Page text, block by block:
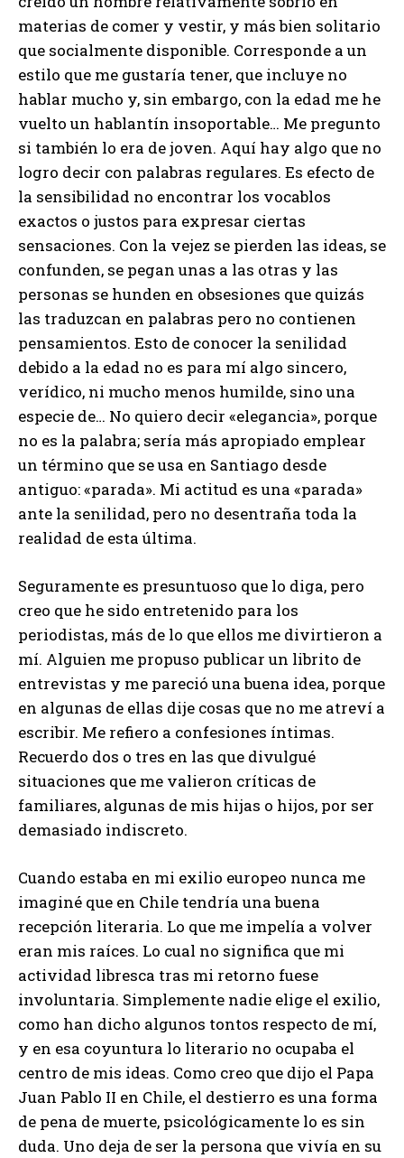
materias de comer y vestir, y más bien solitario
que socialmente disponible. Corresponde a un
estilo que me gustaría tener, que incluye no
hablar mucho y, sin embargo, con la edad me he
vuelto un hablantín insoportable… Me pregunto
si también lo era de joven. Aquí hay algo que no
logro decir con palabras regulares. Es efecto de
la sensibilidad no encontrar los vocablos
exactos o justos para expresar ciertas
sensaciones. Con la vejez se pierden las ideas, se
confunden, se pegan unas a las otras y las
personas se hunden en obsesiones que quizás
las traduzcan en palabras pero no contienen
pensamientos. Esto de conocer la senilidad
debido a la edad no es para mí algo sincero,
verídico, ni mucho menos humilde, sino una
especie de… No quiero decir «elegancia», porque
no es la palabra; sería más apropiado emplear
un término que se usa en Santiago desde
antiguo: «parada». Mi actitud es una «parada»
ante la senilidad, pero no desentraña toda la
realidad de esta última.
Seguramente es presuntuoso que lo diga, pero
creo que he sido entretenido para los
periodistas, más de lo que ellos me divirtieron a
mí. Alguien me propuso publicar un librito de
entrevistas y me pareció una buena idea, porque
en algunas de ellas dije cosas que no me atreví a
escribir. Me refiero a confesiones íntimas.
Recuerdo dos o tres en las que divulgué
situaciones que me valieron críticas de
familiares, algunas de mis hijas o hijos, por ser
demasiado indiscreto.
Cuando estaba en mi exilio europeo nunca me
imaginé que en Chile tendría una buena
recepción literaria. Lo que me impelía a volver
eran mis raíces. Lo cual no significa que mi
actividad libresca tras mi retorno fuese
involuntaria. Simplemente nadie elige el exilio,
como han dicho algunos tontos respecto de mí,
y en esa coyuntura lo literario no ocupaba el
centro de mis ideas. Como creo que dijo el Papa
Juan Pablo II en Chile, el destierro es una forma
de pena de muerte, psicológicamente lo es sin
duda. Uno deja de ser la persona que vivía en su